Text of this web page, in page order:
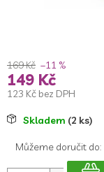
169 Kč –11 %
149 Kč
123 Kč bez DPH
MěrnáSkladem (2 ks)
Můžeme doručit do: